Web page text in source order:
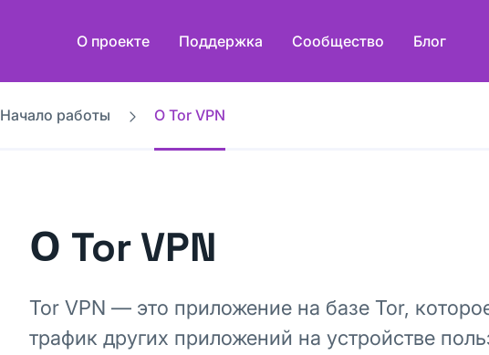
О проекте Поддержка Сообщество Блог
Начало работы О Tor VPN
О Tor VPN
Tor VPN — это приложение на базе Tor,
трафик других приложений на устройстве